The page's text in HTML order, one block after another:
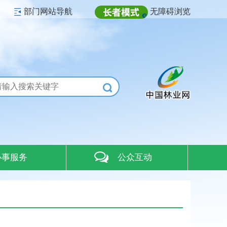
部门网站导航 无障碍浏览
服务 公众互动